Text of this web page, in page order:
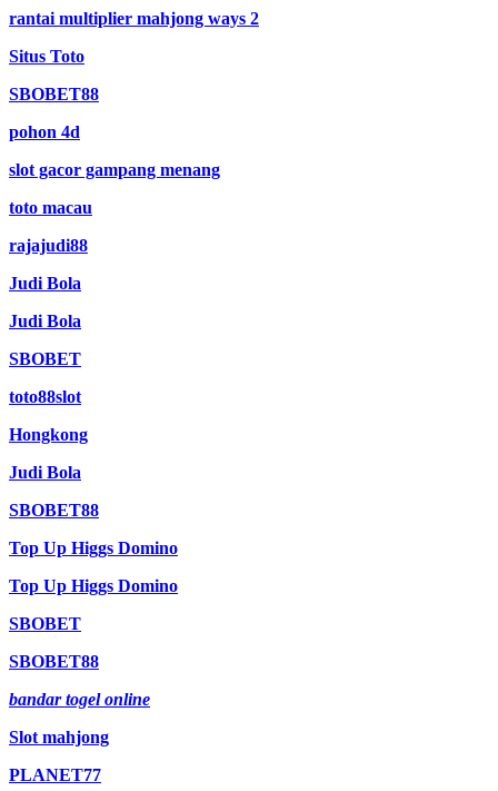
rantai multiplier mahjong ways 2
Situs Toto
SBOBET88
pohon 4d
slot gacor gampang menang
toto macau
rajajudi88
Judi Bola
Judi Bola
SBOBET
toto88slot
Hongkong
Judi Bola
SBOBET88
Top Up Higgs Domino
Top Up Higgs Domino
SBOBET
SBOBET88
bandar togel online
Slot mahjong
PLANET77